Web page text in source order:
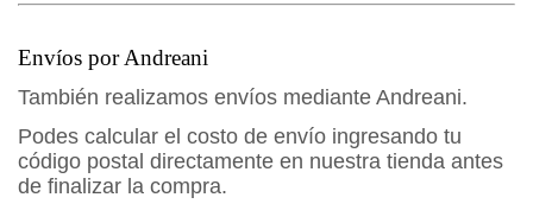
Envíos por Andreani
También realizamos envíos mediante Andreani.
Podes calcular el costo de envío ingresando tu
código postal directamente en nuestra tienda antes
de finalizar la compra.